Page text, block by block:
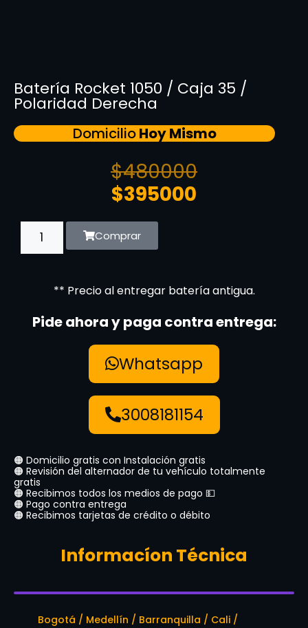
Batería Rocket 1050 / Caja 35 /
Polaridad Derecha
DomicilioHoy Mismo
$480000
$395000
Comprar
** Precio al entregar batería antigua.
Pide ahora y paga contra entrega:
Whatsapp
3008181154
🟠 Domicilio gratis con Instalación gratis
🟠 Revisión del alternador de tu vehículo totalmente
gratis
🟠 Recibimos todos los medios de pago 💵
🟠 Pago contra entrega
🟠 Recibimos tarjetas de crédito o débito
Informacíon Técnica
Bogotá / Medellín / Barranquilla / Cali /